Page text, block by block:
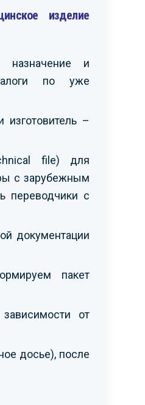
изделие
назначение и
по уже
–
file) для
с зарубежным
переводчики с
документации
пакет
от
досье), после